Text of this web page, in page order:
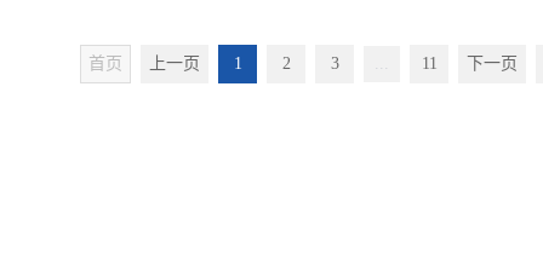
首页 上一页 1 2 3 ... 11 下一页